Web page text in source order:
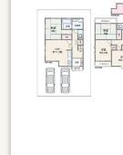
が可能です。◇ウ
節のものをたっ
いますので書斎